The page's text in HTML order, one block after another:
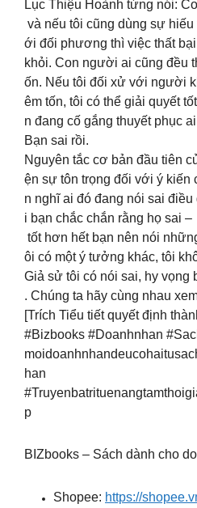
Lục Thiệu Hoành từng nói:
và nếu tôi cũng dùng sự
ới đối phương thì việc thất
khỏi. Con người ai cũng đều
ốn. Nếu tôi đối xử với người
êm tốn, tôi có thể giải quyết
n đang cố gắng thuyết phục
Bạn sai rồi.
Nguyên tắc cơ bản đầu tiên
ện sự tôn trọng đối với ý kiến
n nghĩ ai đó đang nói sai
i bạn chắc chắn rằng họ sai –
tốt hơn hết bạn nên nói
ôi có một ý tưởng khác, tôi
Giả sử tôi có nói sai, hy vọng
. Chúng ta hãy cùng nhau
[Trích Tiểu tiết quyết định
#Bizbooks #Doanhnhan
han
p
BIZbooks – Sách dành cho
Shopee: https://